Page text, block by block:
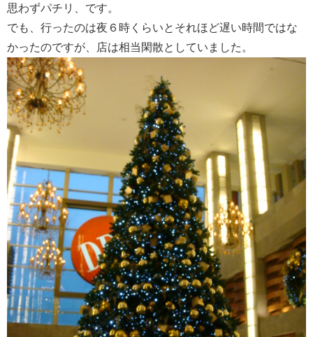
思わずパチリ、です。
でも、行ったのは夜６時くらいとそれほど遅い時間ではな
かったのですが、店は相当閑散としていました。